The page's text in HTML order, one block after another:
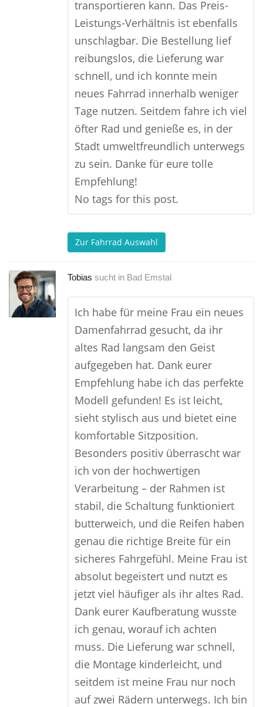
transportieren kann. Das Preis-
Leistungs-Verhältnis ist ebenfalls
unschlagbar. Die Bestellung lief
reibungslos, die Lieferung war
schnell, und ich konnte mein
neues Fahrrad innerhalb weniger
Tage nutzen. Seitdem fahre ich viel
öfter Rad und genieße es, in der
Stadt umweltfreundlich unterwegs
zu sein. Danke für eure tolle
Empfehlung!
No tags for this post.
Zur Fahrrad Auswahl
Tobias sucht in Bad Emstal
Ich habe für meine Frau ein neues
Damenfahrrad gesucht, da ihr
altes Rad langsam den Geist
aufgegeben hat. Dank eurer
Empfehlung habe ich das perfekte
Modell gefunden! Es ist leicht,
sieht stylisch aus und bietet eine
komfortable Sitzposition.
Besonders positiv überrascht war
ich von der hochwertigen
Verarbeitung – der Rahmen ist
stabil, die Schaltung funktioniert
butterweich, und die Reifen haben
genau die richtige Breite für ein
sicheres Fahrgefühl. Meine Frau ist
absolut begeistert und nutzt es
jetzt viel häufiger als ihr altes Rad.
Dank eurer Kaufberatung wusste
ich genau, worauf ich achten
muss. Die Lieferung war schnell,
die Montage kinderleicht, und
seitdem ist meine Frau nur noch
auf zwei Rädern unterwegs. Ich bin